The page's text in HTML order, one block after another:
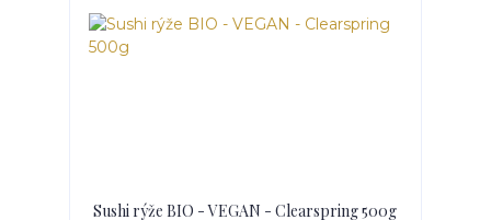
Sushi rýže BIO - VEGAN - Clearspring 500g